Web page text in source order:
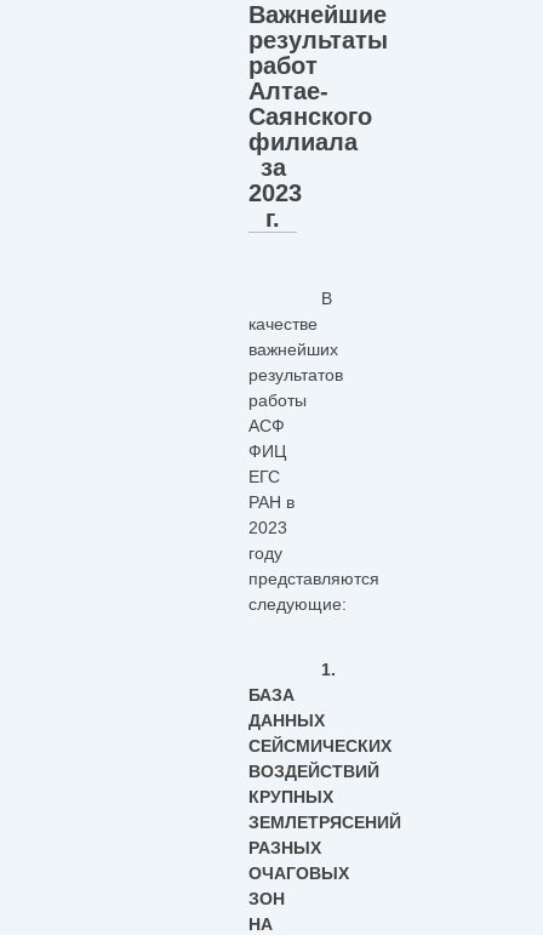
Важнейшие
результаты
работ
Алтае-
Саянского
филиала
за
2023
г.
В
качестве
важнейших
результатов
работы
АСФ
ФИЦ
ЕГС
РАН в
2023
году
представляются
следующие:
1.
БАЗА
ДАННЫХ
СЕЙСМИЧЕСКИХ
ВОЗДЕЙСТВИЙ
КРУПНЫХ
ЗЕМЛЕТРЯСЕНИЙ
РАЗНЫХ
ОЧАГОВЫХ
ЗОН
НА